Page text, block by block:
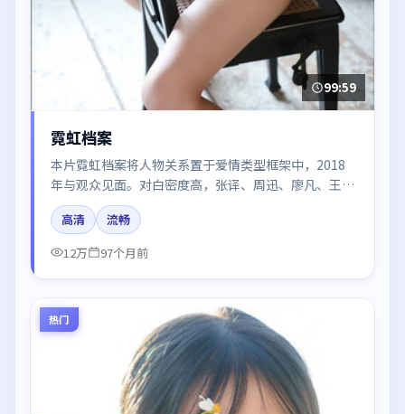
99:59
霓虹档案
本片霓虹档案将人物关系置于爱情类型框架中，2018
年与观众见面。对白密度高，张译、周迅、廖凡、王景
春、雷佳音的台词节奏值得关注；整体气质偏法国都市
与冷色调摄影。
高清
流畅
12万
97个月前
热门